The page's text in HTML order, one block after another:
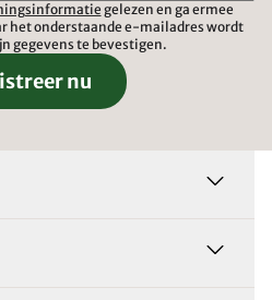
gelezen en ga ermee
het onderstaande e-mailadres wordt
gegevens te bevestigen.
nu